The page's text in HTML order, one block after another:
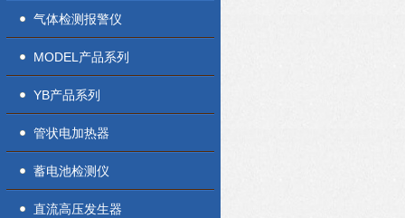
气体检测报警仪
MODEL产品系列
YB产品系列
管状电加热器
蓄电池检测仪
直流高压发生器